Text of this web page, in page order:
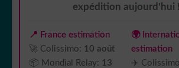
expédition aujourd'hui !
📍 France estimation
🚀 Colissimo: 10 août
📦 Mondial Relay: 13
🌍
estimation
✈️